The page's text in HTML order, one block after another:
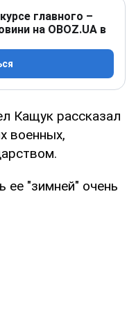
главного –
на OBOZ.UA в
Кащук рассказал
военных,
ее "зимней" очень